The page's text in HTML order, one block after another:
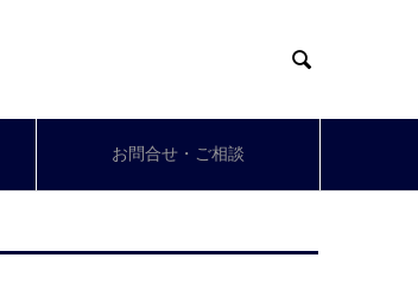

お問合せ・ご相談